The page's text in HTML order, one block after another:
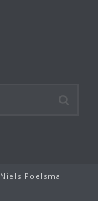
Niels Poelsma